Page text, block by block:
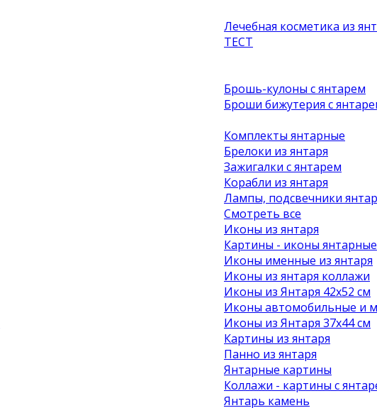
Лечебная косметика из
ТЕСТ
Брошь-кулоны с янтарем
Броши бижутерия с
Комплекты янтарные
Брелоки из янтаря
Зажигалки с янтарем
Корабли из янтаря
Лампы, подсвечники
Смотреть все
Иконы из янтаря
Картины - иконы янтарные
Иконы именные из янтаря
Иконы из янтаря коллажи
Иконы из Янтаря 42х52 см
Иконы автомобильные и
Иконы из Янтаря 37х44 см
Картины из янтаря
Панно из янтаря
Янтарные картины
Коллажи - картины с
Янтарь камень